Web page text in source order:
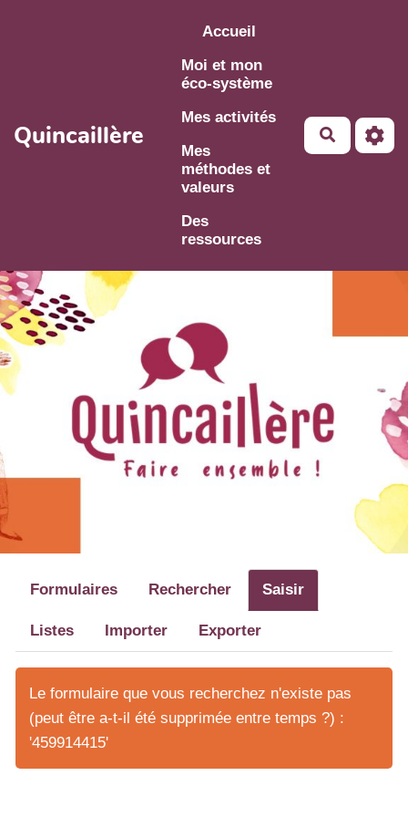
Aller au contenu principal
Quincaillère
Accueil
Moi et mon
éco-système
Mes activités
Mes
méthodes et
valeurs
Des
ressources
Formulaires Rechercher Saisir
Listes Importer Exporter
Le formulaire que vous recherchez n'existe pas
(peut être a-t-il été supprimée entre temps ?) :
'459914415'